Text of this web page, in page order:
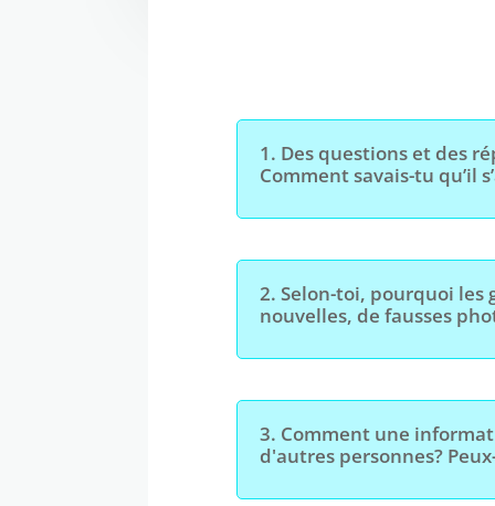
1. Des questions et des
Comment savais-tu qu’il
2.Selon-toi, pourquoi les
nouvelles, de fausses
3. Comment une
d'autres personnes?